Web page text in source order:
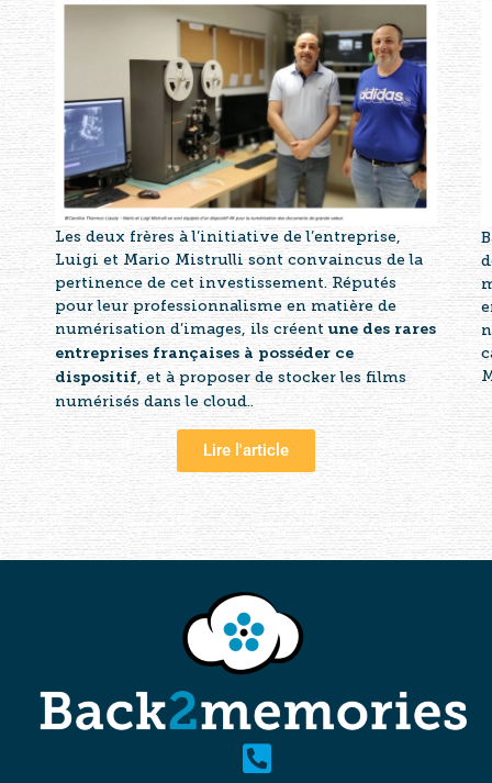
Les deux frères à l’initiative de l’entreprise,
Luigi et Mario Mistrulli sont convaincus de la
pertinence de cet investissement. Réputés
pour leur professionnalisme en matière de
numérisation d’images, ils créentune des rares
entreprises françaises à posséder ce
dispositif, et à proposer de stocker les films
numérisés dans le cloud..
Lire l'article